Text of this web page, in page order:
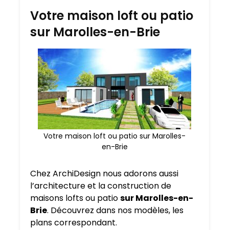
Votre maison loft ou patio
sur Marolles-en-Brie
Votre maison loft ou patio sur Marolles-
en-Brie
Chez ArchiDesign nous adorons aussi
l’architecture et la construction de
maisons lofts ou patiosur Marolles-en-
Brie. Découvrez dans nos modèles, les
plans correspondant.